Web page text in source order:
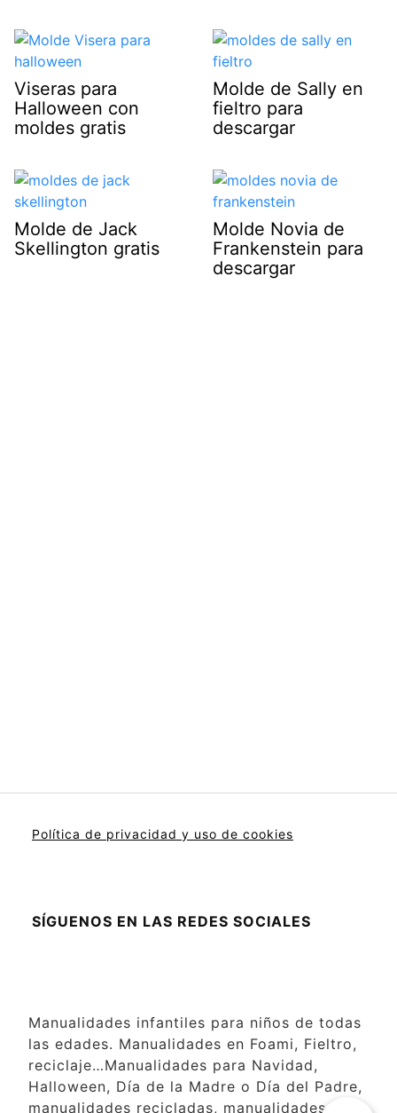
Viseras para
Halloween con
moldes gratis
Molde de Sally en
fieltro para
descargar
Molde de Jack
Skellington gratis
Molde Novia de
Frankenstein para
descargar
Política de privacidad y uso de cookies
SÍGUENOS EN LAS REDES SOCIALES
Manualidades infantiles para niños de todas
las edades. Manualidades en Foami, Fieltro,
reciclaje…Manualidades para Navidad,
Halloween, Día de la Madre o Día del Padre,
manualidades recicladas, manualidades